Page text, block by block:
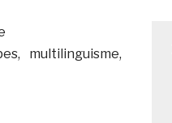
multilinguisme,